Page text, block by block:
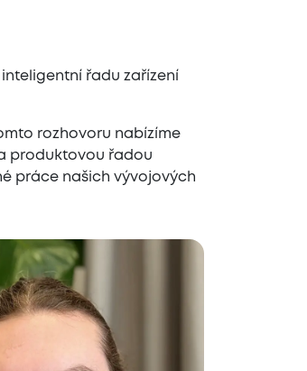
řadu zařízení
rozhovoru nabízíme
produktovou řadou
práce našich vývojových